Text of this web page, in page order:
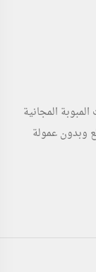
المجانية
وبدون عمولة